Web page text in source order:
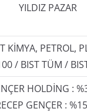
YILDIZ PAZAR
KİMYA, PETROL,
/ BIST TÜM /
HOLDİNG :
GENÇER :